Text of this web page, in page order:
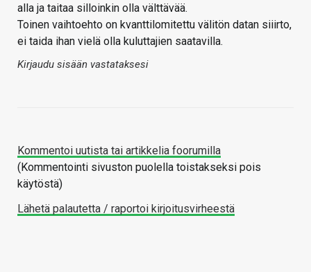
alla ja taitaa silloinkin olla välttävää.
Toinen vaihtoehto on kvanttilomitettu välitön datan siiirto,
ei taida ihan vielä olla kuluttajien saatavilla.
Kirjaudu sisään vastataksesi
Kommentoi uutista tai artikkelia foorumilla
(Kommentointi sivuston puolella toistakseksi pois
käytöstä)
Lähetä palautetta / raportoi kirjoitusvirheestä